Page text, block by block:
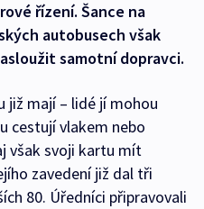
řízení. Šance na
autobusech však
samotní dopravci.
již mají – lidé jí mohou
cestují vlakem nebo
však svoji kartu mít
zavedení již dal tři
80. Úředníci připravovali